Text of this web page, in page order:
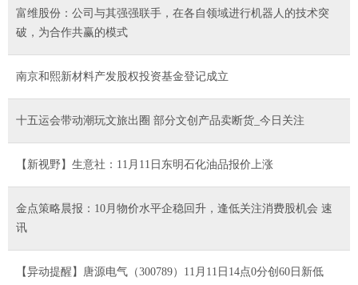
富维股份：公司与其强强联手，在各自领域进行机器人的技术突
破，为合作共赢的模式
南京和熙新材料产发股权投资基金登记成立
十五运会带动潮玩文旅出圈 部分文创产品卖断货_今日关注
【新视野】生意社：11月11日东明石化油品报价上涨
金点策略晨报：10月物价水平企稳回升，逢低关注消费股机会 速
讯
【异动提醒】唐源电气（300789）11月11日14点0分创60日新低